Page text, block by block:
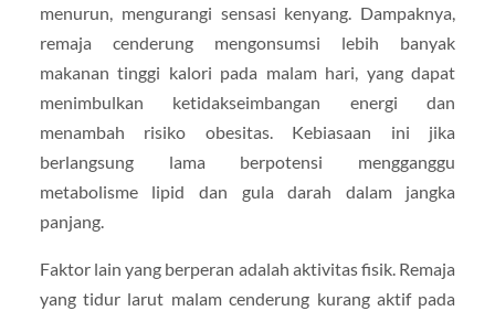
menurun, mengurangi sensasi kenyang. Dampaknya,
remaja cenderung mengonsumsi lebih banyak
makanan tinggi kalori pada malam hari, yang dapat
menimbulkan ketidakseimbangan energi dan
menambah risiko obesitas. Kebiasaan ini jika
berlangsung lama berpotensi mengganggu
metabolisme lipid dan gula darah dalam jangka
panjang.
Faktor lain yang berperan adalah aktivitas fisik. Remaja
yang tidur larut malam cenderung kurang aktif pada